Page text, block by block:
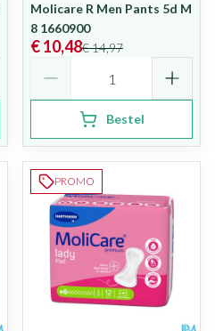
Molicare R Men Pants 5d M
8 1660900
€ 14,97
€ 10,48
Bestel
PROMO